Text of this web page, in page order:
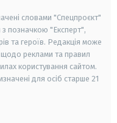
словами "Спецпроєкт"
з позначкою "Експерт",
та героїв. Редакція може
щодо реклами та правил
користування сайтом.
для осіб старше 21